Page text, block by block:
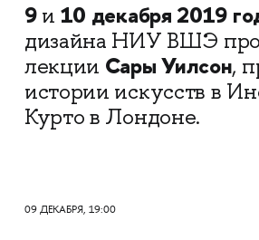
9и 10 декабря 2019
дизайна НИУ ВШЭ
лекции Сары Уилсон,
истории искусств в
Курто в Лондоне.
09 ДЕКАБРЯ, 19:00